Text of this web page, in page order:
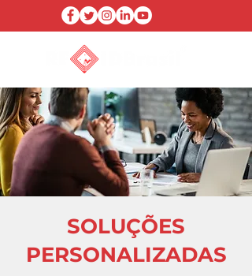
SOLUÇÕES
PERSONALIZADAS